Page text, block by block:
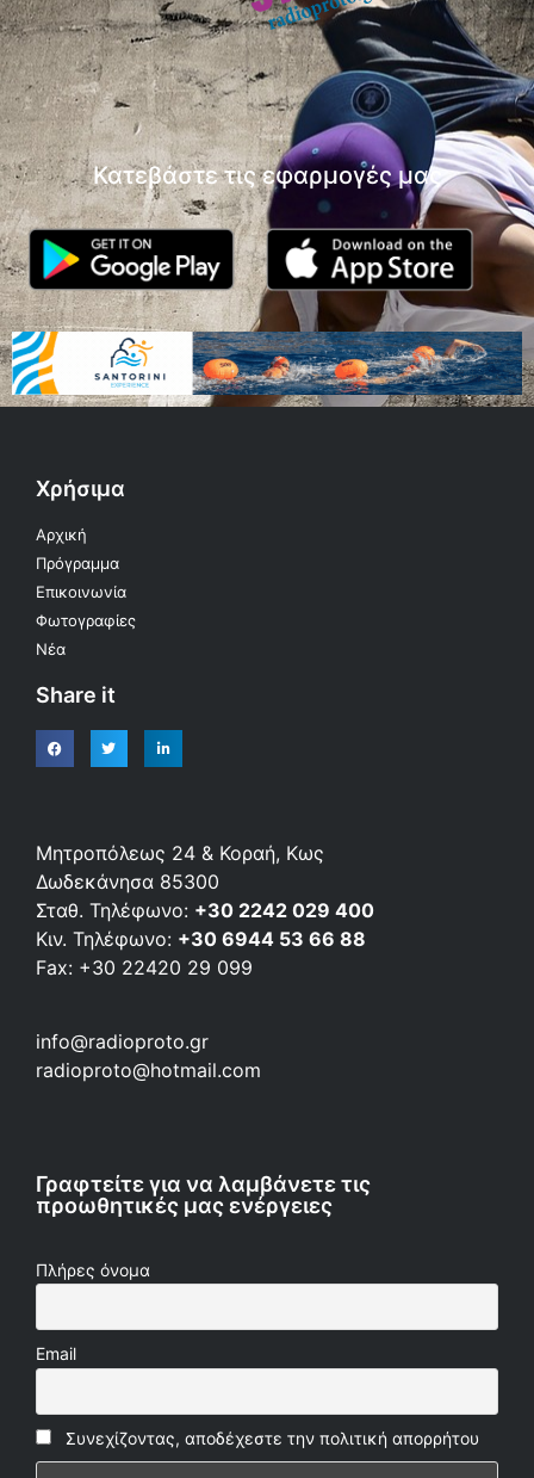
Κατεβάστε τις εφαρμογές μας
Χρήσιμα
Αρχική
Πρόγραμμα
Επικοινωνία
Φωτογραφίες
Νέα
Share it
Μητροπόλεως 24 & Κοραή, Κως
Δωδεκάνησα 85300
Σταθ. Τηλέφωνο: +30 2242 029 400
Κιν. Τηλέφωνο: +30 6944 53 66 88
Fax: +30 22420 29 099
info@radioproto.gr
radioproto@hotmail.com
Γραφτείτε για να λαμβάνετε τις
προωθητικές μας ενέργειες
Πλήρες όνομα
Email
Συνεχίζοντας, αποδέχεστε την πολιτική απορρήτου